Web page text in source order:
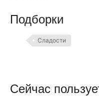
Подборки
Сладости
Сейчас